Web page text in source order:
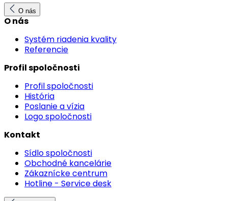
O nás
O nás
Systém riadenia kvality
Referencie
Profil spoločnosti
Profil spoločnosti
História
Poslanie a vízia
Logo spoločnosti
Kontakt
Sídlo spoločnosti
Obchodné kancelárie
Zákaznícke centrum
Hotline - Service desk